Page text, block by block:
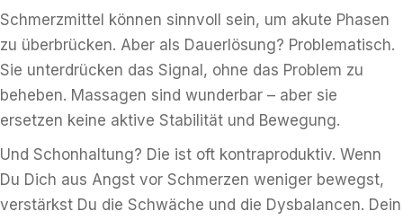
Schmerzmittel können sinnvoll sein, um akute Phasen
zu überbrücken. Aber als Dauerlösung? Problematisch.
Sie unterdrücken das Signal, ohne das Problem zu
beheben. Massagen sind wunderbar – aber sie
ersetzen keine aktive Stabilität und Bewegung.
Und Schonhaltung? Die ist oft kontraproduktiv. Wenn
Du Dich aus Angst vor Schmerzen weniger bewegst,
verstärkst Du die Schwäche und die Dysbalancen. Dein